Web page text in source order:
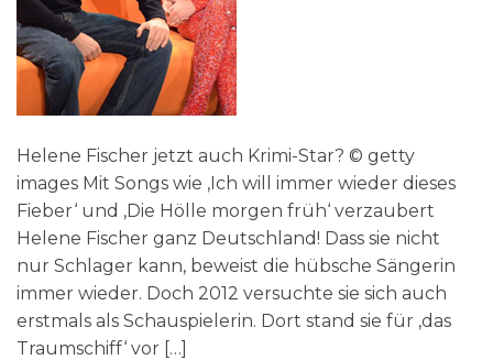
Helene Fischer jetzt auch Krimi-Star? © getty
images Mit Songs wie ‚Ich will immer wieder dieses
Fieber‘ und ‚Die Hölle morgen früh‘ verzaubert
Helene Fischer ganz Deutschland! Dass sie nicht
nur Schlager kann, beweist die hübsche Sängerin
immer wieder. Doch 2012 versuchte sie sich auch
erstmals als Schauspielerin. Dort stand sie für ‚das
Traumschiff‘ vor […]